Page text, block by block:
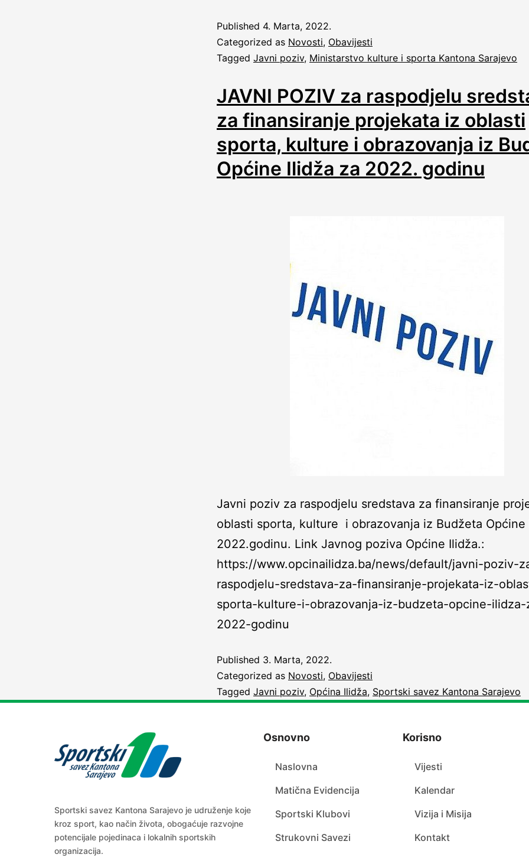
Published 4. Marta, 2022.
Categorized as Novosti, Obavijesti
Tagged Javni poziv, Ministarstvo kulture i sporta Kantona Sarajevo
JAVNI POZIV za raspodjelu
za finansiranje projekata iz oblasti
sporta, kulture i obrazovanja iz
Općine Ilidža za 2022. godinu
Javni poziv za raspodjelu sredstava za finansiranje
oblasti sporta, kulture i obrazovanja iz Budžeta Općine
2022.godinu. Link Javnog poziva Općine Ilidža.:
https://www.opcinailidza.ba/news/default/javni-poziv-
raspodjelu-sredstava-za-finansiranje-projekata-iz-
sporta-kulture-i-obrazovanja-iz-budzeta-opcine-ilidza-
2022-godinu
Published 3. Marta, 2022.
Categorized as Novosti, Obavijesti
Tagged Javni poziv, Općina Ilidža, Sportski savez Kantona Sarajevo
Sportski savez Kantona Sarajevo je udruženje koje
kroz sport, kao način života, obogaćuje razvojne
potencijale pojedinaca i lokalnih sportskih
organizacija.
Osnovno
Naslovna
Matična Evidencija
Sportski Klubovi
Strukovni Savezi
Korisno
Vijesti
Kalendar
Vizija i Misija
Kontakt